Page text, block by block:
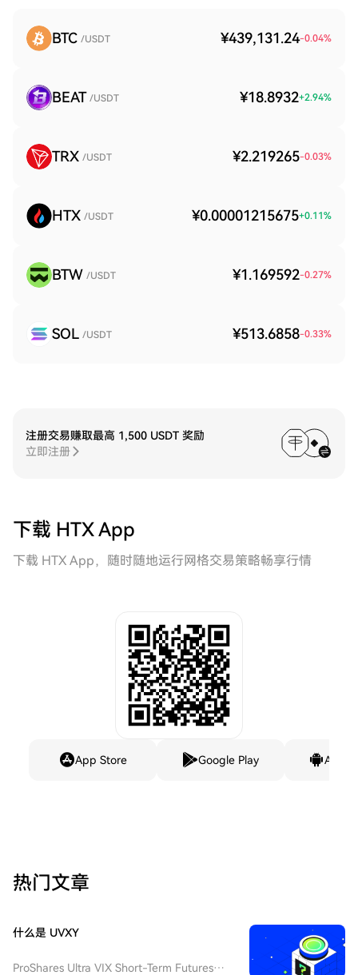
BTC /USDT ¥439,131.24-0.04%
BEAT /USDT ¥18.8932+2.94%
TRX /USDT ¥2.219265-0.03%
HTX /USDT ¥0.00001215675+0.11%
BTW /USDT ¥1.169592-0.27%
SOL /USDT ¥513.6858-0.33%
注册交易赚取最高 1,500 USDT 奖励
立即注册
下载 HTX App
下载 HTX App，随时随地运行网格交易策略畅享行情
App Store Google Play
热门文章
什么是 UVXY
ProShares Ultra VIX Short-Term Futures